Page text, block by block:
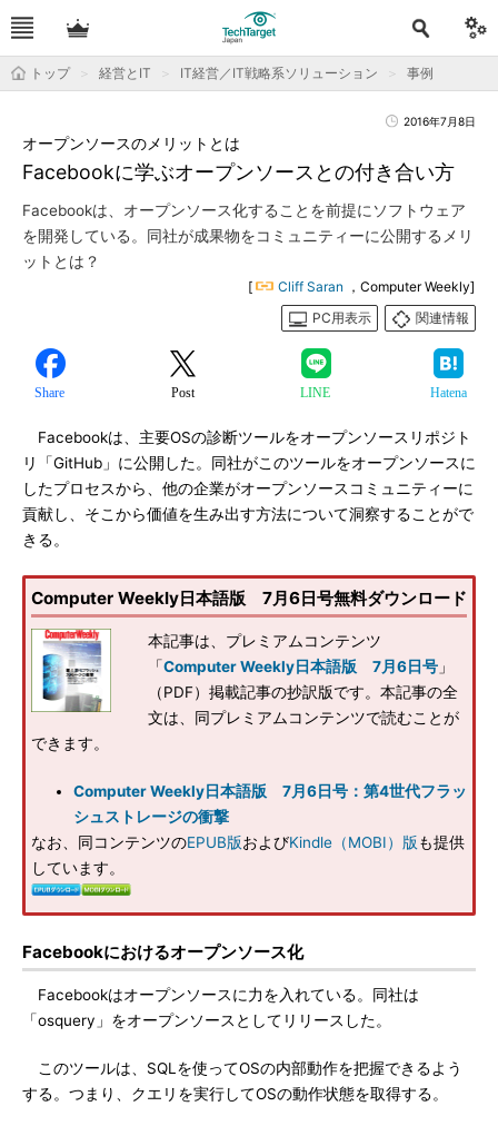
トップ 経営とIT IT経営／IT戦略系ソリューション 事例
2016年7月8日
Facebookに学ぶオープンソースとの付き合い方
オープンソースのメリットとは
Facebookは、オープンソース化することを前提にソフトウェア
を開発している。同社が成果物をコミュニティーに公開するメリ
ットとは？
[ Cliff Saran ，Computer Weekly]
PC用表示
関連情報
Share Post LINE Hatena
Facebookは、主要OSの診断ツールをオープンソースリポジト
リ「GitHub」に公開した。同社がこのツールをオープンソースに
したプロセスから、他の企業がオープンソースコミュニティーに
貢献し、そこから価値を生み出す方法について洞察することがで
きる。
Computer Weekly日本語版 7月6日号無料ダウンロード
本記事は、プレミアムコンテンツ
「Computer Weekly日本語版 7月6日号 」
（PDF）掲載記事の抄訳版です。本記事の全
文は、同プレミアムコンテンツで読むことが
できます。
Computer Weekly日本語版 7月6日号：第4世代フラッ
シュストレージの衝撃
なお、同コンテンツのEPUB版およびKindle（MOBI）版も提供
しています。
Facebookにおけるオープンソース化
Facebookはオープンソースに力を入れている。同社は
「osquery」をオープンソースとしてリリースした。
このツールは、SQLを使ってOSの内部動作を把握できるよう
する。つまり、クエリを実行してOSの動作状態を取得する。